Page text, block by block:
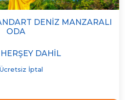
DENIZ MANZARALI
ODA
DAHIL
Ücretsiz İptal